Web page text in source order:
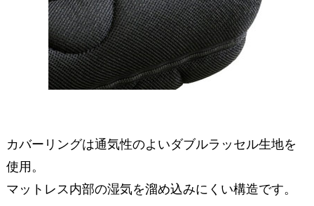
カバーリングは通気性のよいダブルラッセル生地を
使用。
マットレス内部の湿気を溜め込みにくい構造です。